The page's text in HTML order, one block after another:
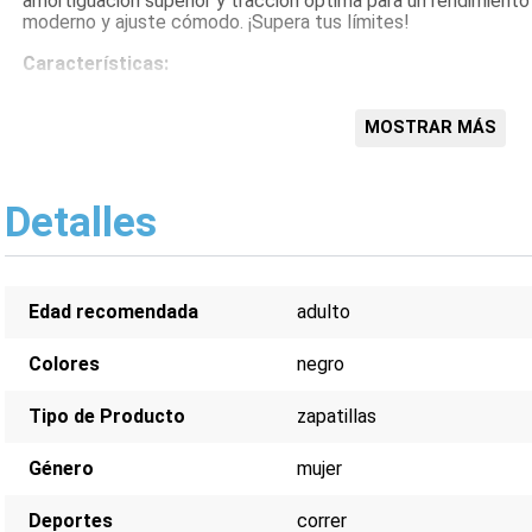
moderno y ajuste cómodo. ¡Supera tus límites!
Características:
MOSTRAR MÁS
Detalles
Edad recomendada adulto
Colores negro
Tipo de Producto zapatillas
Género mujer
Deportes correr